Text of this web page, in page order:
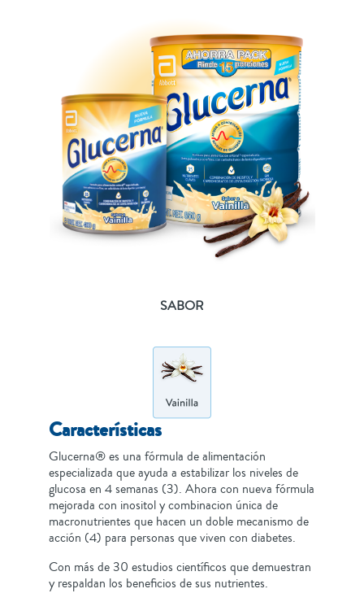
SABOR
Características
Glucerna® es una fórmula de alimentación
especializada que ayuda a estabilizar los niveles de
glucosa en 4 semanas (3). Ahora con nueva fórmula
mejorada con inositol y combinacion única de
macronutrientes que hacen un doble mecanismo de
acción (4) para personas que viven con diabetes.
Con más de 30 estudios científicos que demuestran
y respaldan los beneficios de sus nutrientes.